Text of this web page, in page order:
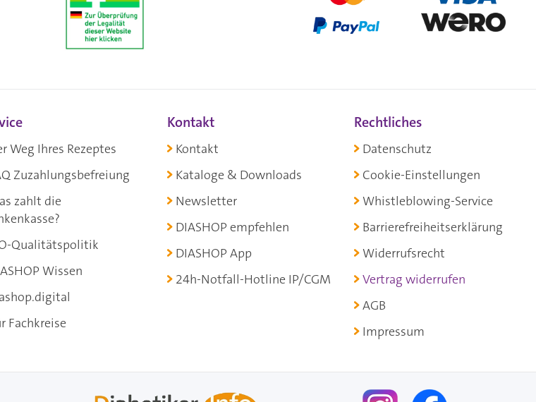
Weg Ihres Rezeptes
Zuzahlungsbefreiung
zahlt die
Qualitätspolitik
Wissen
Fachkreise
Kontakt
Kontakt
Kataloge & Downloads
Newsletter
DIASHOP empfehlen
DIASHOP App
24h-Notfall-Hotline IP/CGM
Rechtliches
Datenschutz
Cookie-Einstellungen
Whistleblowing-Service
Barrierefreiheitserklärung
Widerrufsrecht
Vertrag widerrufen
AGB
Impressum